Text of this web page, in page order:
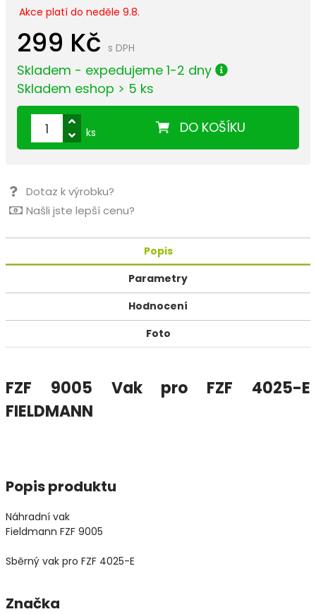
Akce platí do neděle 9.8.
299 Kč s DPH
Skladem - expedujeme 1-2 dny
Skladem eshop > 5 ks
DO KOŠÍKU
ks
Dotaz k výrobku?
Našli jste lepší cenu?
Popis
Parametry
Hodnocení
Foto
FZF 9005 Vak pro FZF 4025-E
FIELDMANN
Popis produktu
Náhradní vak
Fieldmann FZF 9005
Sběrný vak pro FZF 4025-E
Značka